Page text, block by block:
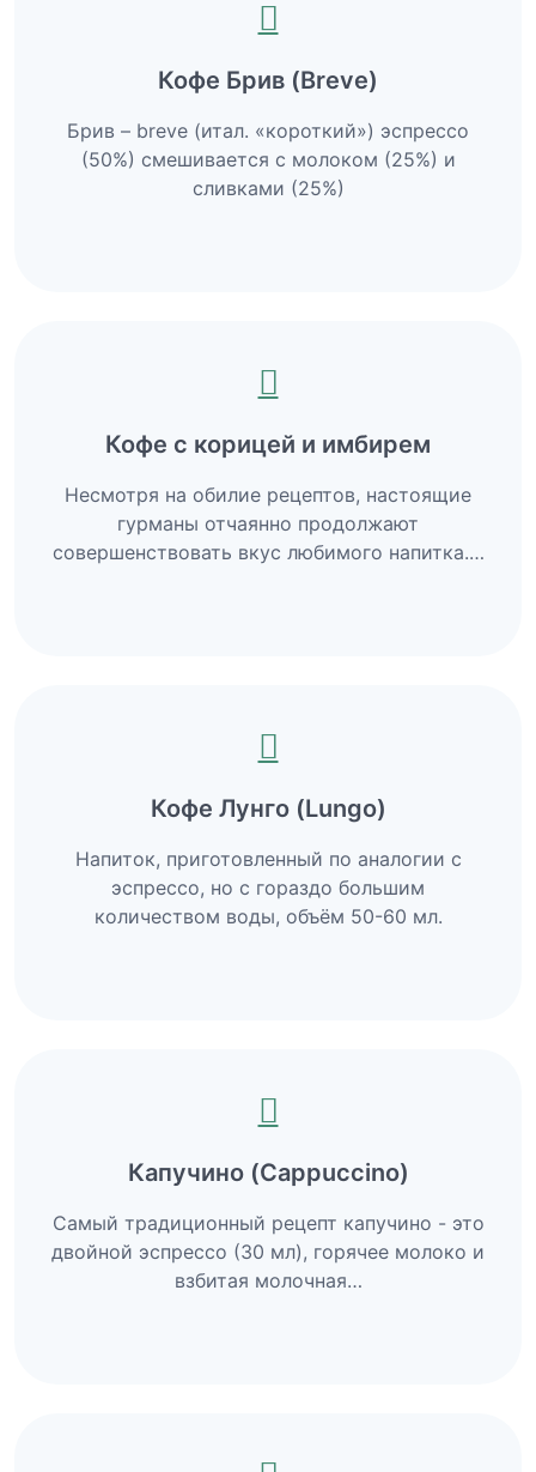
Кофе Брив (Breve)
Брив – breve (итал. «короткий») эспрессо
(50%) смешивается с молоком (25%) и
сливками (25%)
Кофе с корицей и имбирем
Несмотря на обилие рецептов, настоящие
гурманы отчаянно продолжают
совершенствовать вкус любимого напитка.…
Кофе Лунго (Lungo)
Напиток, приготовленный по аналогии с
эспрессо, но с гораздо большим
количеством воды, объём 50-60 мл.
Капучино (Cappuccino)
Самый традиционный рецепт капучино - это
двойной эспрессо (30 мл), горячее молоко и
взбитая молочная…